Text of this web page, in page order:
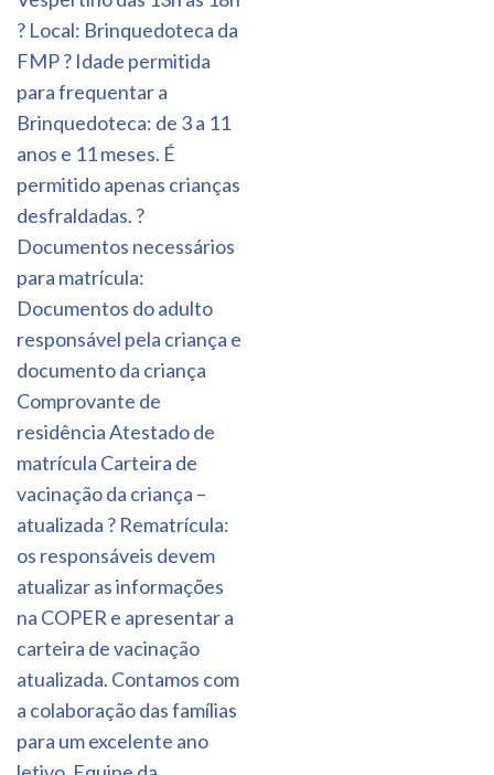
? Local: Brinquedoteca da
FMP ? Idade permitida
para frequentar a
Brinquedoteca: de 3 a 11
anos e 11 meses. É
permitido apenas crianças
desfraldadas. ?
Documentos necessários
para matrícula:
Documentos do adulto
responsável pela criança e
documento da criança
Comprovante de
residência Atestado de
matrícula Carteira de
vacinação da criança –
atualizada ? Rematrícula:
os responsáveis devem
atualizar as informações
na COPER e apresentar a
carteira de vacinação
atualizada. Contamos com
a colaboração das famílias
para um excelente ano